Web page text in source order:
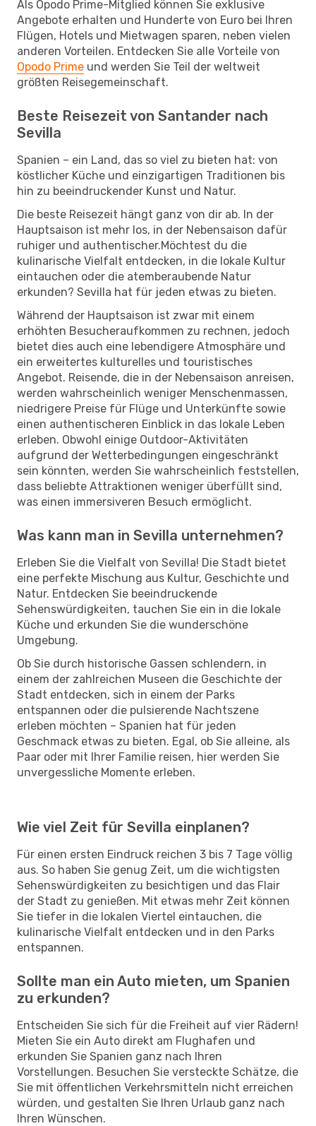
Als Opodo Prime-Mitglied können Sie exklusive
Angebote erhalten und Hunderte von Euro bei Ihren
Flügen, Hotels und Mietwagen sparen, neben vielen
anderen Vorteilen. Entdecken Sie alle Vorteile von
Opodo Prime und werden Sie Teil der weltweit
größten Reisegemeinschaft.
Beste Reisezeit von Santander nach
Sevilla
Spanien – ein Land, das so viel zu bieten hat: von
köstlicher Küche und einzigartigen Traditionen bis
hin zu beeindruckender Kunst und Natur.
Die beste Reisezeit hängt ganz von dir ab. In der
Hauptsaison ist mehr los, in der Nebensaison dafür
ruhiger und authentischer.Möchtest du die
kulinarische Vielfalt entdecken, in die lokale Kultur
eintauchen oder die atemberaubende Natur
erkunden? Sevilla hat für jeden etwas zu bieten.
Während der Hauptsaison ist zwar mit einem
erhöhten Besucheraufkommen zu rechnen, jedoch
bietet dies auch eine lebendigere Atmosphäre und
ein erweitertes kulturelles und touristisches
Angebot. Reisende, die in der Nebensaison anreisen,
werden wahrscheinlich weniger Menschenmassen,
niedrigere Preise für Flüge und Unterkünfte sowie
einen authentischeren Einblick in das lokale Leben
erleben. Obwohl einige Outdoor-Aktivitäten
aufgrund der Wetterbedingungen eingeschränkt
sein könnten, werden Sie wahrscheinlich feststellen,
dass beliebte Attraktionen weniger überfüllt sind,
was einen immersiveren Besuch ermöglicht.
Was kann man in Sevilla unternehmen?
Erleben Sie die Vielfalt von Sevilla! Die Stadt bietet
eine perfekte Mischung aus Kultur, Geschichte und
Natur. Entdecken Sie beeindruckende
Sehenswürdigkeiten, tauchen Sie ein in die lokale
Küche und erkunden Sie die wunderschöne
Umgebung.
Ob Sie durch historische Gassen schlendern, in
einem der zahlreichen Museen die Geschichte der
Stadt entdecken, sich in einem der Parks
entspannen oder die pulsierende Nachtszene
erleben möchten – Spanien hat für jeden
Geschmack etwas zu bieten. Egal, ob Sie alleine, als
Paar oder mit Ihrer Familie reisen, hier werden Sie
unvergessliche Momente erleben.
Wie viel Zeit für Sevilla einplanen?
Für einen ersten Eindruck reichen 3 bis 7 Tage völlig
aus. So haben Sie genug Zeit, um die wichtigsten
Sehenswürdigkeiten zu besichtigen und das Flair
der Stadt zu genießen. Mit etwas mehr Zeit können
Sie tiefer in die lokalen Viertel eintauchen, die
kulinarische Vielfalt entdecken und in den Parks
entspannen.
Sollte man ein Auto mieten, um Spanien
zu erkunden?
Entscheiden Sie sich für die Freiheit auf vier Rädern!
Mieten Sie ein Auto direkt am Flughafen und
erkunden Sie Spanien ganz nach Ihren
Vorstellungen. Besuchen Sie versteckte Schätze, die
Sie mit öffentlichen Verkehrsmitteln nicht erreichen
würden, und gestalten Sie Ihren Urlaub ganz nach
Ihren Wünschen.